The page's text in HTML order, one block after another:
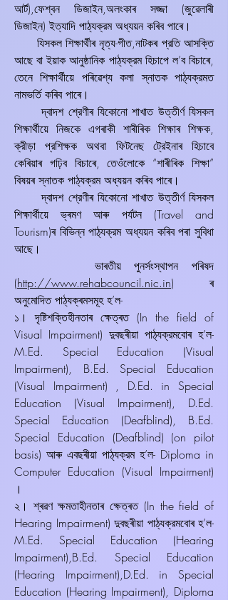
আৰ্ট),ফেশ্বন ডিজাইন,অলংকাৰ সজ্জা (জুৱেলাৰী
ডিজাইন) ইত্যাদি পাঠ্যক্রম অধ্যয়ন কৰিব পাৰে।
যিসকল শিক্ষাৰ্থীৰ নৃত্য-গীত,নাটকৰ প্রতি আসক্তি
আছে বা ইয়াক আনুষ্ঠানিক পাঠ্যক্রম হিচাপে ল’ব বিচাৰে,
তেনে শিক্ষাৰ্থীয়ে পৰিৱেশ্য কলা স্নাতক পাঠ্যক্রমত
নামভৰ্তি কৰিব পাৰে।
দ্বাদশ শ্রেণীৰ যিকোনো শাখাত উত্তীৰ্ণ যিসকল
শিক্ষাৰ্থীয়ে নিজকে এগৰাকী শাৰীৰিক শিক্ষাৰ শিক্ষক,
ক্রীড়া প্রশিক্ষক অথবা ফিটনেছ ট্রেইনাৰ হিচাবে
কেৰিয়াৰ গঢ়িব বিচাৰে, তেওঁলোকে “শাৰীৰিক শিক্ষা”
বিষয়ৰ স্নাতক পাঠ্যক্রম অধ্যয়ন কৰিব পাৰে।
দ্বাদশ শ্রেণীৰ যিকোনো শাখাত উত্তীৰ্ণ যিসকল
শিক্ষাৰ্থীয়ে ভ্ৰমণ আৰু পৰ্যটন (Travel and
Tourism)ৰ বিভিন্ন পাঠ্যক্রম অধ্যয়ন কৰিব পৰা সুবিধা
আছে।
ভাৰতীয় পুনৰ্সংস্থাপন পৰিষদ
(http://www.rehabcouncil.nic.in) ৰ
অনুমোদিত পাঠ্যক্ৰমসমূহ হ’ল-
১। দৃষ্টিশক্তিহীনতাৰ ক্ষেত্ৰত (In the field of
Visual Impairment) দুবছৰীয়া পাঠ্যক্রমবোৰ হ’ল-
M.Ed. Special Education (Visual
Impairment), B.Ed. Special Education
(Visual Impairment) , D.Ed. in Special
Education (Visual Impairment), D.Ed.
Special Education (Deafblind), B.Ed.
Special Education (Deafblind) (on pilot
basis) আৰু এবছৰীয়া পাঠ্যক্রম হ’ল- Diploma in
Computer Education (Visual Impairment)
।
২। শ্ৰৱণ ক্ষমতাহীনতাৰ ক্ষেত্ৰত (In the field of
Hearing Impairment) দুবছৰীয়া পাঠ্যক্রমবোৰ হ’ল-
M.Ed. Special Education (Hearing
Impairment),B.Ed. Special Education
(Hearing Impairment),D.Ed. in Special
Education (Hearing Impairment), Diploma